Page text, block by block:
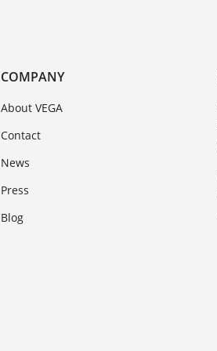
COMPANY
About VEGA
Contact
News
Press
Blog